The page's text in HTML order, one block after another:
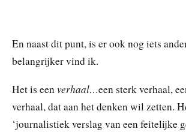
En naast dit punt, is er ook nog iets
belangrijker vind ik.
Het is eenverhaal…een sterk verhaal,
verhaal, dat aan het denken wil zetten.
‘journalistiek verslag van een feitelijke